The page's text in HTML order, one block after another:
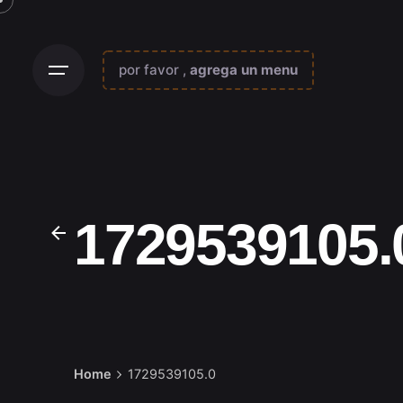
Skip
por favor ,agrega un menu
Home 1729539105.0